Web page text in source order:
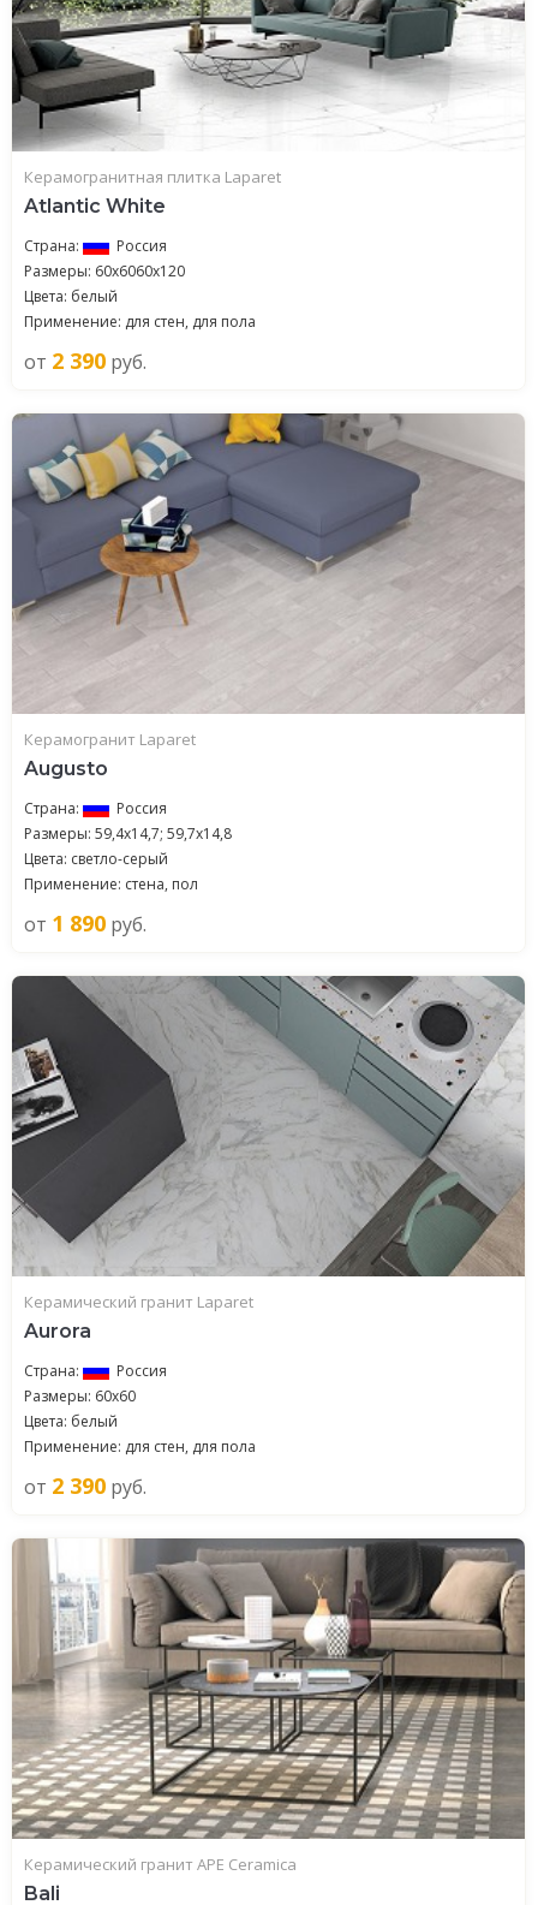
Керамогранитная плитка Laparet
Atlantic White
Страна:
Россия
Размеры: 60x6060x120
Цвета: белый
Применение: для стен, для пола
от 2 390 руб.
Керамогранит Laparet
Augusto
Страна:
Россия
Размеры: 59,4х14,7; 59,7х14,8
Цвета: светло-серый
Применение: стена, пол
от 1 890 руб.
Керамический гранит Laparet
Aurora
Страна:
Россия
Размеры: 60x60
Цвета: белый
Применение: для стен, для пола
от 2 390 руб.
Керамический гранит APE Ceramica
Bali